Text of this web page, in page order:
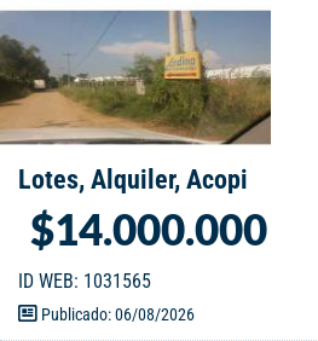
Lotes, Alquiler, Acopi
$14.000.000
ID WEB: 1031565
Publicado: 06/08/2026